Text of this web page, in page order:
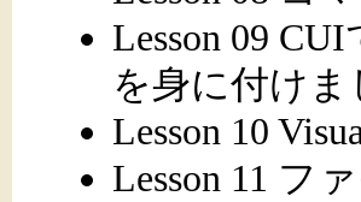
Lesson 09
を身に付けま
Lesson 10
Lesson 11 フ